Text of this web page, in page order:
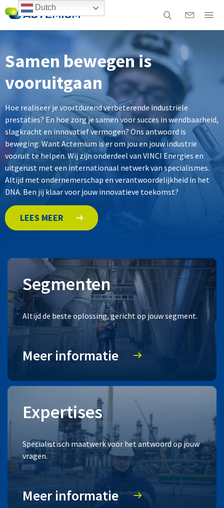
Samen bewegen is
vooruitgaan
Hoe realiseer je voortdurend verbeterende industriële
prestaties? En hoe zorg je samen voor succes in wendbaarheid,
slagkracht en innovatief vermogen? Ons antwoord is
beweging. Want Actemium is er om jou en jouw industrie
vooruit te helpen. Wij zijn onderdeel van VINCI Energies en
uitgerust met een internationaal netwerk van specialismes.
Altijd met ondernemerschap en verantwoordelijkheid in het
DNA. Ben jij klaar voor jouw innovatieve toekomst?
LEES MEER
Segmenten
Altijd de beste oplossing, gericht op jouw segment.
Meer informatie
Expertises
Specialistisch maatwerk voor het antwoord op jouw
vragen.
Meer informatie
Dutch